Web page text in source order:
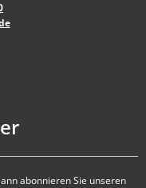
abonnieren Sie unseren